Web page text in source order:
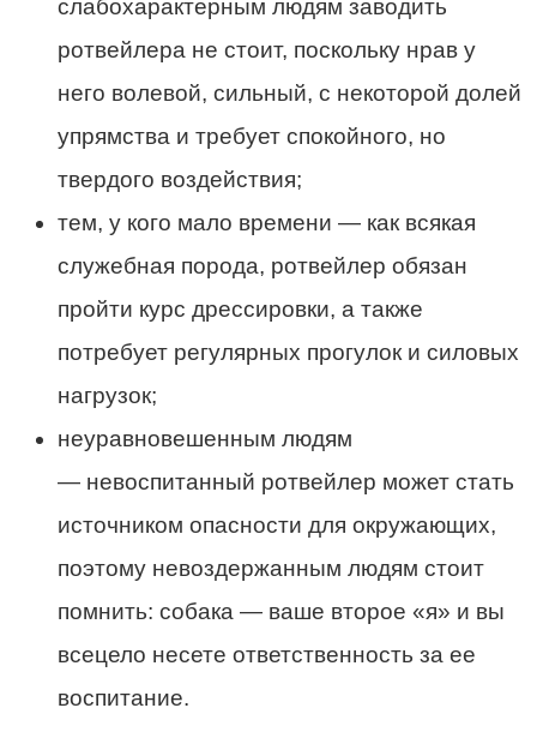
слабохарактерным людям заводить
ротвейлера не стоит, поскольку нрав у
него волевой, сильный, с некоторой долей
упрямства и требует спокойного, но
твердого воздействия;
тем, у кого мало времени — как всякая
служебная порода, ротвейлер обязан
пройти курс дрессировки, а также
потребует регулярных прогулок и силовых
нагрузок;
неуравновешенным людям
— невоспитанный ротвейлер может стать
источником опасности для окружающих,
поэтому невоздержанным людям стоит
помнить: собака — ваше второе «я» и вы
всецело несете ответственность за ее
воспитание.